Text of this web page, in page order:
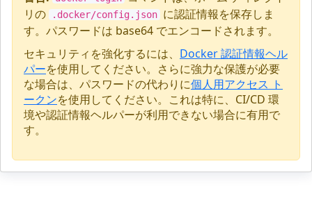
リの
.docker/config.json に認証情報を保存しま
す。パスワードは base64 でエンコードされます。
セキュリティを強化するには、 Docker 認証情報ヘル
パーを使用してください。さらに強力な保護が必要
な場合は、パスワードの代わりに個人用アクセス ト
ークンを使用してください。これは特に、CI/CD 環
境や認証情報ヘルパーが利用できない場合に有用で
す。